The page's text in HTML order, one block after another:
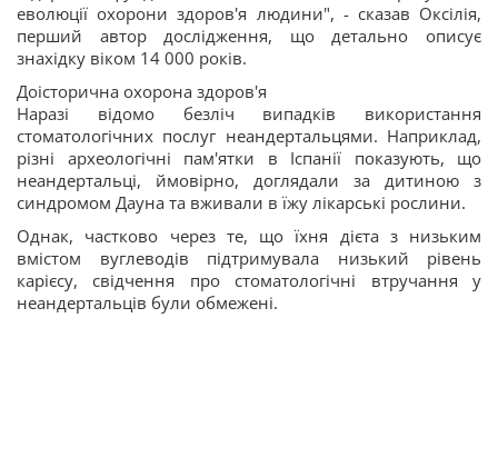
еволюції охорони здоров'я людини", - сказав Оксілія,
перший автор дослідження, що детально описує
знахідку віком 14 000 років.
Доісторична охорона здоров'я
Наразі відомо безліч випадків використання
стоматологічних послуг неандертальцями. Наприклад,
різні археологічні пам'ятки в Іспанії показують, що
неандертальці, ймовірно, доглядали за дитиною з
синдромом Дауна та вживали в їжу лікарські рослини.
Однак, частково через те, що їхня дієта з низьким
вмістом вуглеводів підтримувала низький рівень
карієсу, свідчення про стоматологічні втручання у
неандертальців були обмежені.